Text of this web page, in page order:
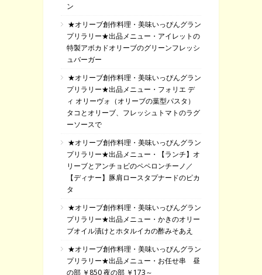
ン
★オリーブ創作料理・美味いっぴんグラン
プリラリー★出品メニュー・アイレットの
特製アボカドオリーブのグリーンフレッシ
ュバーガー
★オリーブ創作料理・美味いっぴんグラン
プリラリー★出品メニュー・フォリエ デ
ィ オリーヴォ（オリーブの葉型パスタ）
タコとオリーブ、フレッシュトマトのラグ
ーソースで
★オリーブ創作料理・美味いっぴんグラン
プリラリー★出品メニュー・【ランチ】オ
リーブとアンチョビのペペロンチーノ／
【ディナー】豚肩ロースタプナードのピカ
タ
★オリーブ創作料理・美味いっぴんグラン
プリラリー★出品メニュー・かきのオリー
ブオイル漬けとホタルイカの酢みそあえ
★オリーブ創作料理・美味いっぴんグラン
プリラリー★出品メニュー・お任せ串 昼
の部 ￥850 夜の部 ￥173～